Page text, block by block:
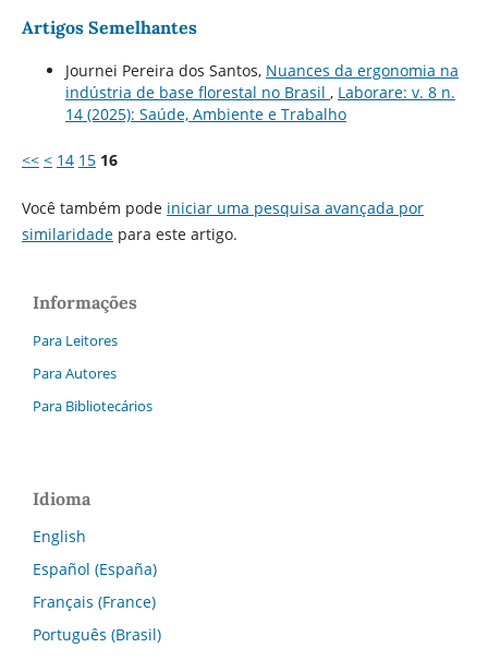
Artigos Semelhantes
Journei Pereira dos Santos, Nuances da ergonomia na
indústria de base florestal no Brasil , Laborare: v. 8 n.
14 (2025): Saúde, Ambiente e Trabalho
<< < 14 15 16
Você também pode iniciar uma pesquisa avançada por
similaridadepara este artigo.
Informações
Para Leitores
Para Autores
Para Bibliotecários
Idioma
English
Español (España)
Français (France)
Português (Brasil)